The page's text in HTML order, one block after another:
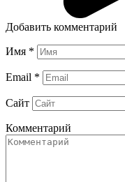
Добавить комментарий
Имя *
Email *
Сайт
Комментарий